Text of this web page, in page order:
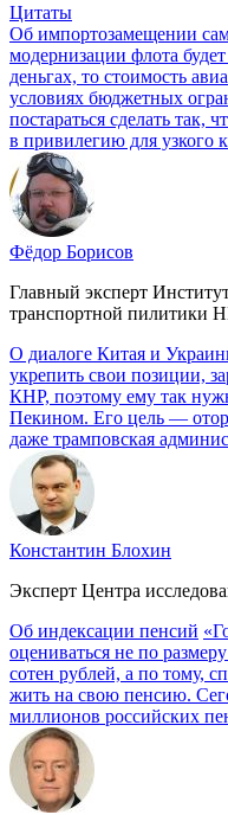
Цитаты
Об импортозамещении
модернизации флота
деньгах, то стоимость
условиях бюджетных
постараться сделать так,
в привилегию для узкого
Фёдор Борисов
Главный эксперт
транспортной
О диалоге Китая и
укрепить свои позиции,
КНР, поэтому ему так
Пекином. Его цель —
даже трамповская
Константин Блохин
Эксперт Центра
Об индексации пенсий
оцениваться не по
сотен рублей, а по тому,
жить на свою пенсию.
миллионов российских